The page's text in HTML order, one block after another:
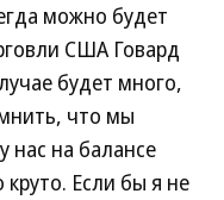
можно будет
США Говард
будет много,
что мы
нас на балансе
круто. Если бы я не